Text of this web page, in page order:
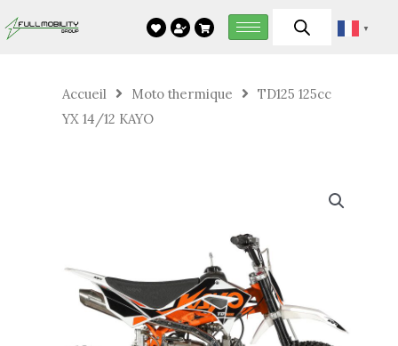
au
▼
Accueil Moto thermique
TD125 125cc
YX 14/12 KAYO